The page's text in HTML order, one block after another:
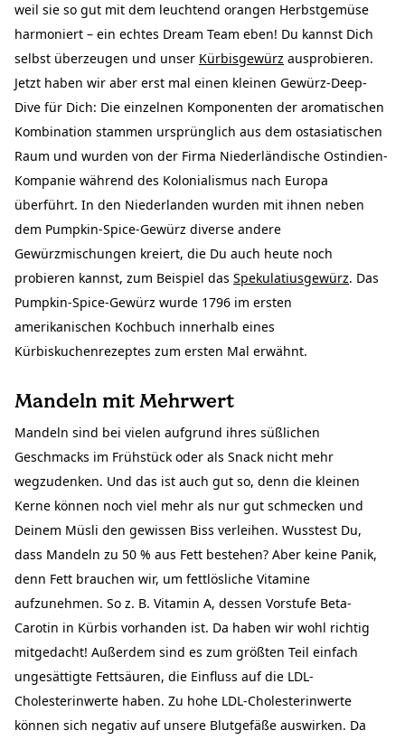
weil sie so gut mit dem leuchtend orangen Herbstgemüse
harmoniert – ein echtes Dream Team eben! Du kannst Dich
selbst überzeugen und unser Kürbisgewürz ausprobieren.
Jetzt haben wir aber erst mal einen kleinen Gewürz-Deep-
Dive für Dich: Die einzelnen Komponenten der aromatischen
Kombination stammen ursprünglich aus dem ostasiatischen
Raum und wurden von der Firma Niederländische Ostindien-
Kompanie während des Kolonialismus nach Europa
überführt. In den Niederlanden wurden mit ihnen neben
dem Pumpkin-Spice-Gewürz diverse andere
Gewürzmischungen kreiert, die Du auch heute noch
probieren kannst, zum Beispiel das Spekulatiusgewürz. Das
Pumpkin-Spice-Gewürz wurde 1796 im ersten
amerikanischen Kochbuch innerhalb eines
Kürbiskuchenrezeptes zum ersten Mal erwähnt.
Mandeln mit Mehrwert
Mandeln sind bei vielen aufgrund ihres süßlichen
Geschmacks im Frühstück oder als Snack nicht mehr
wegzudenken. Und das ist auch gut so, denn die kleinen
Kerne können noch viel mehr als nur gut schmecken und
Deinem Müsli den gewissen Biss verleihen. Wusstest Du,
dass Mandeln zu 50 % aus Fett bestehen? Aber keine Panik,
denn Fett brauchen wir, um fettlösliche Vitamine
aufzunehmen. So z. B. Vitamin A, dessen Vorstufe Beta-
Carotin in Kürbis vorhanden ist. Da haben wir wohl richtig
mitgedacht! Außerdem sind es zum größten Teil einfach
ungesättigte Fettsäuren, die Einfluss auf die LDL-
Cholesterinwerte haben. Zu hohe LDL-Cholesterinwerte
können sich negativ auf unsere Blutgefäße auswirken. Da